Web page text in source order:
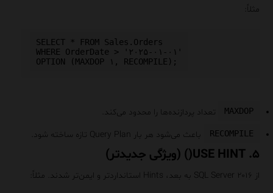
مثلاً:
SELECT * FROM Sales.Orders
WHERE OrderDate > '۲۰۲۵-۰۱-۰۱'
MAXDOP تعداد پردازنده‌ها را محدود می‌کند.
RECOMPILE باعث می‌شود هر بار Query Plan تازه ساخته شود.
۵. USE HINT() (ویژگی جدیدتر)
از SQL Server ۲۰۱۶ به بعد، Hints استانداردتر و ایمن‌تر شدند. مثلاً: